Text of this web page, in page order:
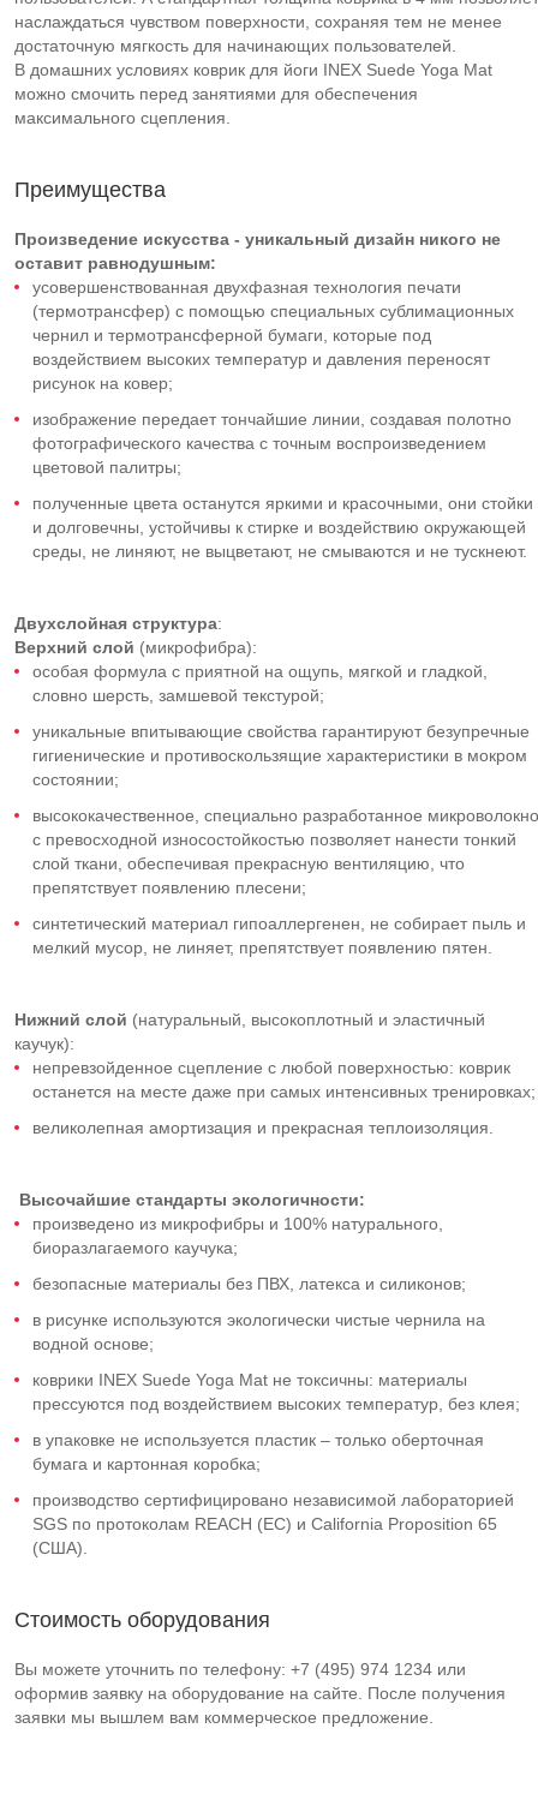
наслаждаться чувством поверхности, сохраняя тем не менее
достаточную мягкость для начинающих пользователей.
В домашних условиях коврик для йоги INEX Suede Yoga Mat
можно смочить перед занятиями для обеспечения
максимального сцепления.
Преимущества
Произведение искусства - уникальный дизайн никого не
оставит равнодушным:
усовершенствованная двухфазная технология печати
(термотрансфер) с помощью специальных сублимационных
чернил и термотрансферной бумаги, которые под
воздействием высоких температур и давления переносят
рисунок на ковер;
изображение передает тончайшие линии, создавая полотно
фотографического качества с точным воспроизведением
цветовой палитры;
полученные цвета останутся яркими и красочными, они стойки
и долговечны, устойчивы к стирке и воздействию окружающей
среды, не линяют, не выцветают, не смываются и не тускнеют.
Двухслойная структура:
Верхний слой (микрофибра):
особая формула с приятной на ощупь, мягкой и гладкой,
словно шерсть, замшевой текстурой;
уникальные впитывающие свойства гарантируют безупречные
гигиенические и противоскользящие характеристики в мокром
состоянии;
высококачественное, специально разработанное микроволокно
с превосходной износостойкостью позволяет нанести тонкий
слой ткани, обеспечивая прекрасную вентиляцию, что
препятствует появлению плесени;
синтетический материал гипоаллергенен, не собирает пыль и
мелкий мусор, не линяет, препятствует появлению пятен.
Нижний слой (натуральный, высокоплотный и эластичный
каучук):
непревзойденное сцепление с любой поверхностью: коврик
останется на месте даже при самых интенсивных тренировках;
великолепная амортизация и прекрасная теплоизоляция.
Высочайшие стандарты экологичности:
произведено из микрофибры и 100% натурального,
биоразлагаемого каучука;
безопасные материалы без ПВХ, латекса и силиконов;
в рисунке используются экологически чистые чернила на
водной основе;
коврики INEX Suede Yoga Mat не токсичны: материалы
прессуются под воздействием высоких температур, без клея;
в упаковке не используется пластик – только оберточная
бумага и картонная коробка;
производство сертифицировано независимой лабораторией
SGS по протоколам REACH (ЕС) и California Proposition 65
(США).
Стоимость оборудования
Вы можете уточнить по телефону: +7 (495) 974 1234 или
оформив заявку на оборудование на сайте. После получения
заявки мы вышлем вам коммерческое предложение.